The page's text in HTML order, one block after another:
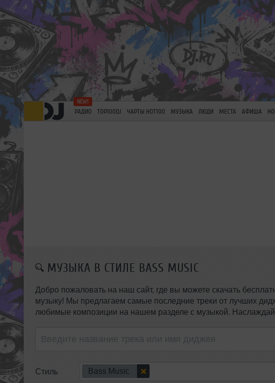
РАДИО TOP100DJ ЧАРТЫ HOT100 МУЗЫКА ЛЮДИ МЕСТА АФИША
МУЗЫКА В СТИЛЕ BASS MUSIC
Добро пожаловать на наш сайт, где вы можете скачать
музыку! Мы предлагаем самые последние треки от лучших
любимые композиции на нашем разделе с музыкой.
Стиль
Bass Music